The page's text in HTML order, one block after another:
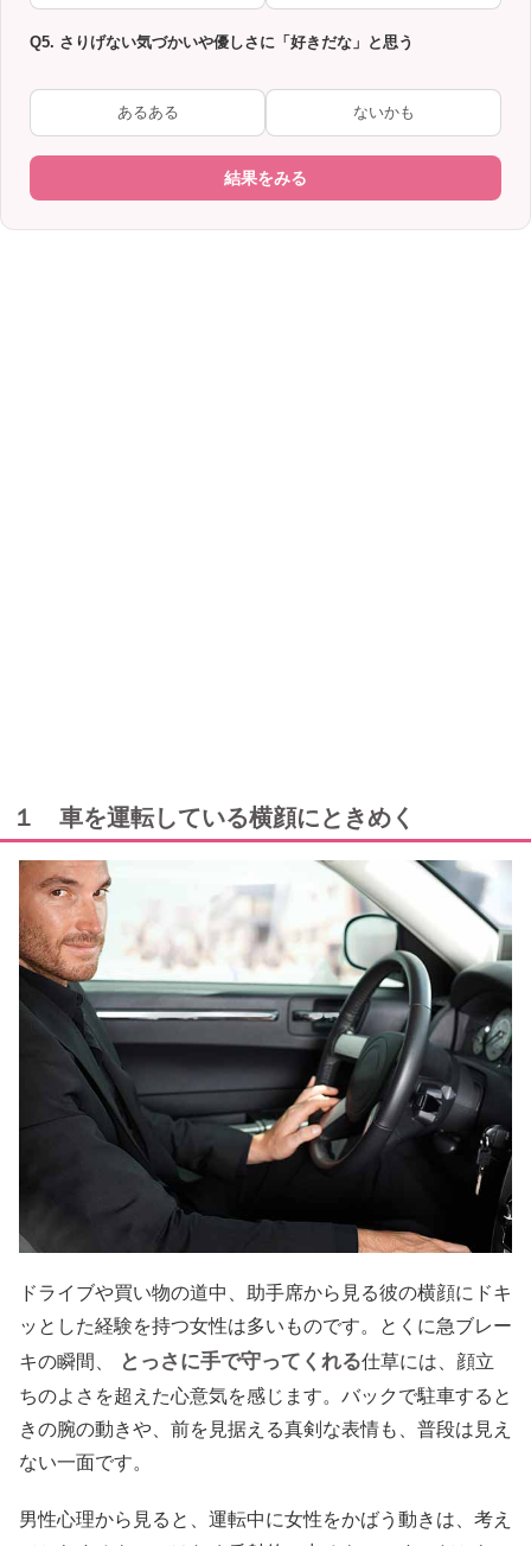
Q5. さりげない気づかいや優しさに「好きだな」と思う
あるある ないかも
結果をみる
１ 車を運転している横顔にときめく
ドライブや買い物の道中、助手席から見る彼の横顔にドキ
ッとした経験を持つ女性は多いものです。とくに急ブレー
キの瞬間、
とっさに手で守ってくれる仕草には、顔立
ちのよさを超えた心意気を感じます。バックで駐車すると
きの腕の動きや、前を見据える真剣な表情も、普段は見え
ない一面です。
男性心理から見ると、運転中に女性をかばう動きは、考え